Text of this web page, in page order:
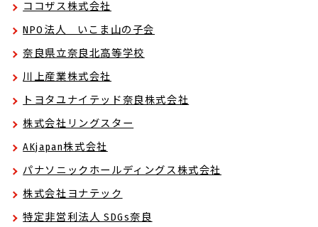
ココザス株式会社
NPO法人 いこま山の子会
奈良県立奈良北高等学校
川上産業株式会社
トヨタユナイテッド奈良株式会社
株式会社リングスター
AKjapan株式会社
パナソニックホールディングス株式会社
株式会社ヨナテック
特定非営利法人 SDGs奈良